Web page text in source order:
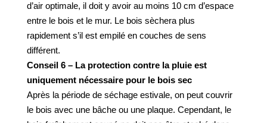
d’air optimale, il doit y avoir au moins 10 cm d’espace
entre le bois et le mur. Le bois sèchera plus
rapidement s’il est empilé en couches de sens
différent.
Conseil 6 – La protection contre la pluie est
uniquement nécessaire pour le bois sec
Après la période de séchage estivale, on peut couvrir
le bois avec une bâche ou une plaque. Cependant, le